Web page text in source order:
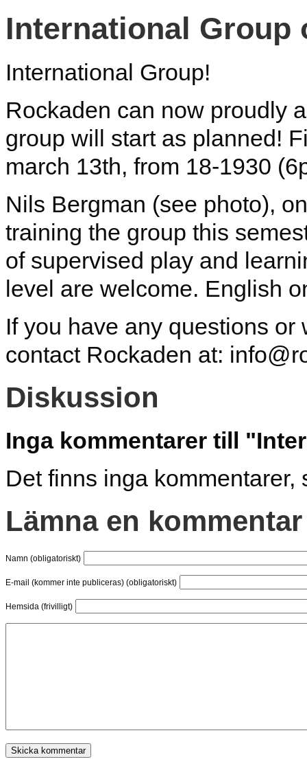
International Group
International Group!
Rockaden can now proudly
group will start as planned!
march 13th, from 18-1930
Nils Bergman (see photo),
training the group this
of supervised play and
level are welcome. English
If you have any questions or
contact Rockaden at:
Diskussion
Inga kommentarer till
Det finns inga kommentarer,
Lämna en kommentar
Namn (obligatoriskt)
E-mail (kommer inte publiceras) (obligatoriskt)
Hemsida (frivilligt)